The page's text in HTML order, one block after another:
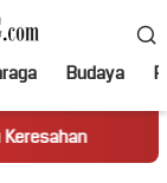
Budaya
Truk Miring